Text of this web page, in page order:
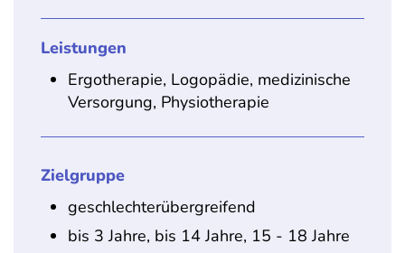
Leistungen
Ergotherapie, Logopädie, medizinische
Versorgung, Physiotherapie
Zielgruppe
geschlechterübergreifend
bis 3 Jahre, bis 14 Jahre, 15 - 18 Jahre